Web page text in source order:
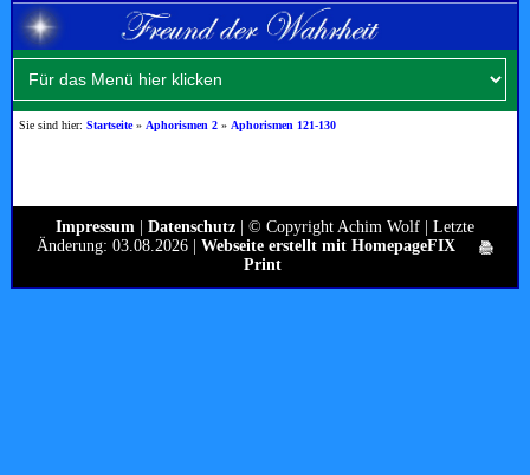
Sie sind hier:Startseite» Aphorismen 2 » Aphorismen 121-130
Impressum Datenschutz | © Copyright Achim Wolf | Letzte
Änderung: 03.08.2026 | Webseite erstellt mit HomepageFIX
Print